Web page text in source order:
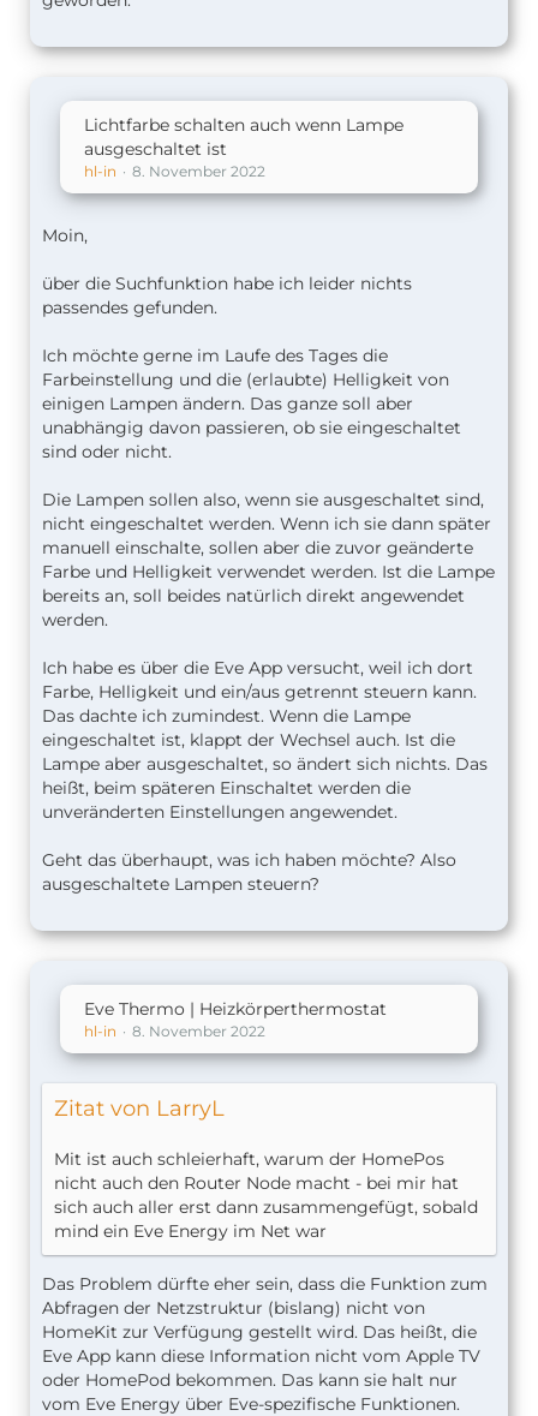
Lichtfarbe schalten auch wenn Lampe
ausgeschaltet ist
hl-in 8. November 2022
Moin,
über die Suchfunktion habe ich leider nichts
passendes gefunden.
Ich möchte gerne im Laufe des Tages die
Farbeinstellung und die (erlaubte) Helligkeit von
einigen Lampen ändern. Das ganze soll aber
unabhängig davon passieren, ob sie eingeschaltet
sind oder nicht.
Die Lampen sollen also, wenn sie ausgeschaltet sind,
nicht eingeschaltet werden. Wenn ich sie dann später
manuell einschalte, sollen aber die zuvor geänderte
Farbe und Helligkeit verwendet werden. Ist die Lampe
bereits an, soll beides natürlich direkt angewendet
werden.
Ich habe es über die Eve App versucht, weil ich dort
Farbe, Helligkeit und ein/aus getrennt steuern kann.
Das dachte ich zumindest. Wenn die Lampe
eingeschaltet ist, klappt der Wechsel auch. Ist die
Lampe aber ausgeschaltet, so ändert sich nichts. Das
heißt, beim späteren Einschaltet werden die
unveränderten Einstellungen angewendet.
Geht das überhaupt, was ich haben möchte? Also
ausgeschaltete Lampen steuern?
Eve Thermo | Heizkörperthermostat
hl-in 8. November 2022
Zitat von LarryL
Mit ist auch schleierhaft, warum der HomePos
nicht auch den Router Node macht - bei mir hat
sich auch aller erst dann zusammengefügt, sobald
mind ein Eve Energy im Net war
Das Problem dürfte eher sein, dass die Funktion zum
Abfragen der Netzstruktur (bislang) nicht von
HomeKit zur Verfügung gestellt wird. Das heißt, die
Eve App kann diese Information nicht vom Apple TV
oder HomePod bekommen. Das kann sie halt nur
vom Eve Energy über Eve-spezifische Funktionen.